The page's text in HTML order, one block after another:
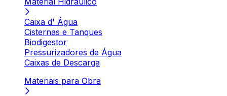
Caixa d' Água
Cisternas e Tanques
Biodigestor
Pressurizadores de Água
Caixas de Descarga
Materiais para Obra